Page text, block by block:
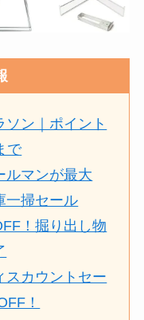
ソン｜ポイント
で
ルマンが最大
一掃セール
！掘り出し物
スカウントセー
！